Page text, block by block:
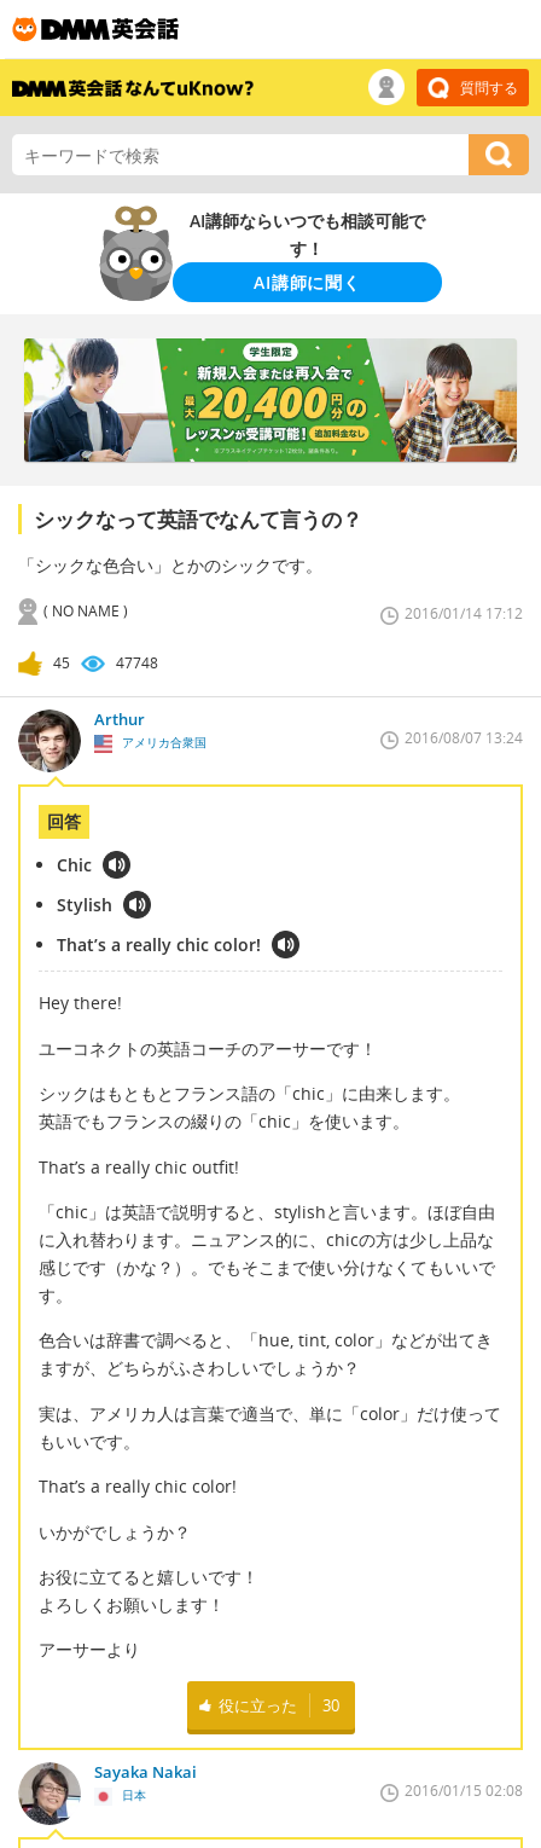
質問する
AI講師ならいつでも相談可能で
す！
AI講師に聞く
シックなって英語でなんて言うの？
「シックな色合い」とかのシックです。
( NO NAME ) 2016/01/14 17:12
45 47748
Arthur
アメリカ合衆国 2016/08/07 13:24
回答
Chic
Stylish
That’s a really chic color!
Hey there!
ユーコネクトの英語コーチのアーサーです！
シックはもともとフランス語の「chic」に由来します。
英語でもフランスの綴りの「chic」を使います。
That’s a really chic outfit!
「chic」は英語で説明すると、stylishと言います。ほぼ自由
に入れ替わります。ニュアンス的に、chicの方は少し上品な
感じです（かな？）。でもそこまで使い分けなくてもいいで
す。
色合いは辞書で調べると、「hue, tint, color」などが出てき
ますが、どちらがふさわしいでしょうか？
実は、アメリカ人は言葉で適当で、単に「color」だけ使って
もいいです。
That’s a really chic color!
いかがでしょうか？
お役に立てると嬉しいです！
よろしくお願いします！
アーサーより
役に立った 30
Sayaka Nakai
日本 2016/01/15 02:08